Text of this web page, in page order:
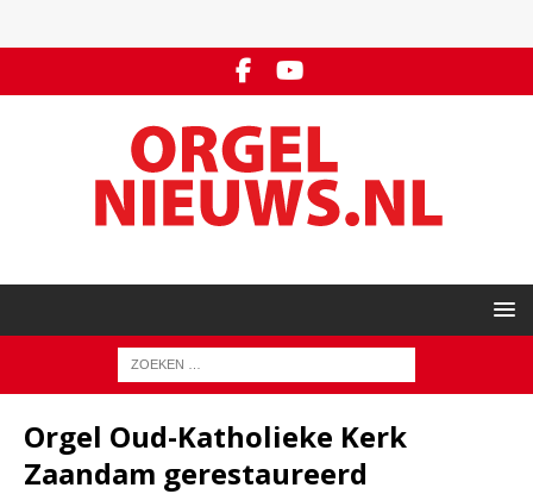
Orgel Oud-Katholieke Kerk
Zaandam gerestaureerd